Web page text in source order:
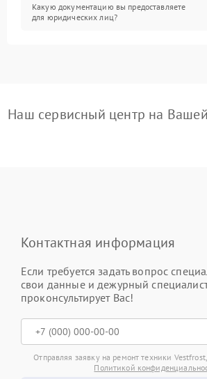
Какую документацию вы предоставляете
для юридических лиц?
Наш сервисный центр на
Контактная информация
Если требуется задать вопрос
свои данные и дежурный
проконсультирует Вас!
Отправляя заявку на ремонт техники
Политикой